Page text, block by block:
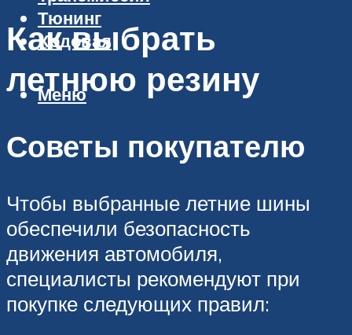
Тюнинг
Ходовая
Меню
Как выбрать
летнюю резину
Советы покупателю
Чтобы выбранные летние шины
обеспечили безопасность
движения автомобиля,
специалисты рекомендуют при
покупке следующих правил: